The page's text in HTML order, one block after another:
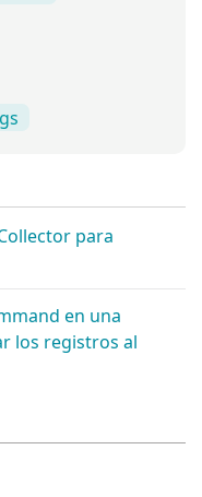
para
en una
los registros al